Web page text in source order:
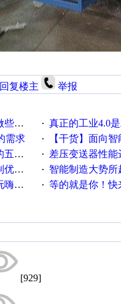
回复楼主 举报
么 · 真正的工业4.0
需求 · 【干货】面向
碍 · 差压变送器性能达
点 · 智能制造大势所趋
！ · 等的就是你！快来
[929]